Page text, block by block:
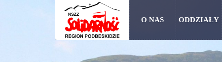
O NAS ODDZIAŁY